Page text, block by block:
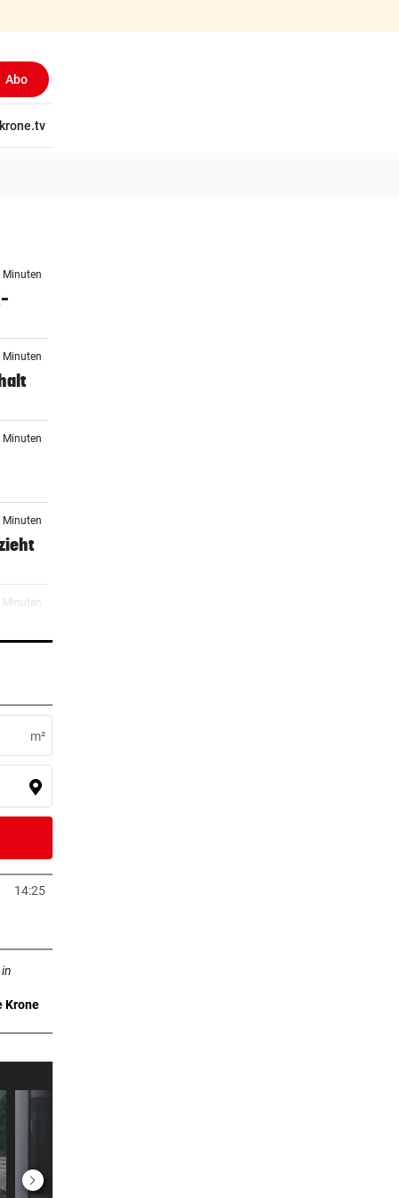
Abo
krone.tv
Minuten
Minuten
Minuten
Minuten
Minuten
Minuten
Stunde
Stunde
Stunde
m²
14:25
Tab öffnen
neuem Tab öffnen
Krone